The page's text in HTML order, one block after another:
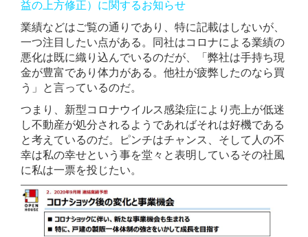
益の上方修正）に関するお知らせ
業績などはご覧の通りであり、特に記載はしないが、
一つ注目したい点がある。同社はコロナによる業績の
悪化は既に織り込んでいるのだが、「弊社は手持ち現
金が豊富であり体力がある。他社が疲弊したのなら買
う」と言っているのだ。
つまり、新型コロナウイルス感染症により売上が低迷
し不動産が処分されるようであればそれは好機である
と考えているのだ。ピンチはチャンス、そして人の不
幸は私の幸せという事を堂々と表明しているその社風
に私は一票を投じたい。